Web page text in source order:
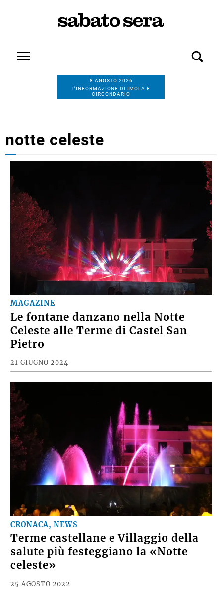
8 AGOSTO 2026
L’INFORMAZIONE DI IMOLA E
CIRCONDARIO
notte celeste
MAGAZINE
Le fontane danzano nella Notte
Celeste alle Terme di Castel San
Pietro
21 GIUGNO 2024
CRONACA, NEWS
Terme castellane e Villaggio della
salute più festeggiano la «Notte
celeste»